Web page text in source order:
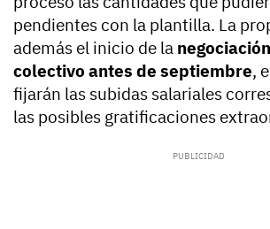
pendientes con la plantilla. La
además el inicio de la
colectivo antes de septiembre,
fijarán las subidas salariales
las posibles gratificaciones